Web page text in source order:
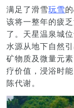
满足了滑雪玩雪
该将一整年的疲
了。天星温泉城
水源从地下自然
矿物质及微量元
疗价值，浸浴时
陈代谢。